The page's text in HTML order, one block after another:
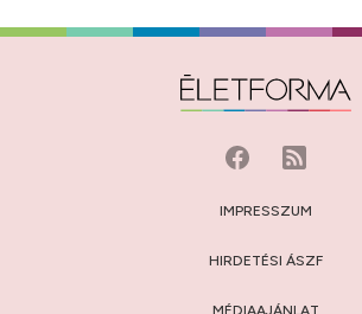
IMPRESSZUM
HIRDETÉSI ÁSZF
MÉDIAAJÁNLAT